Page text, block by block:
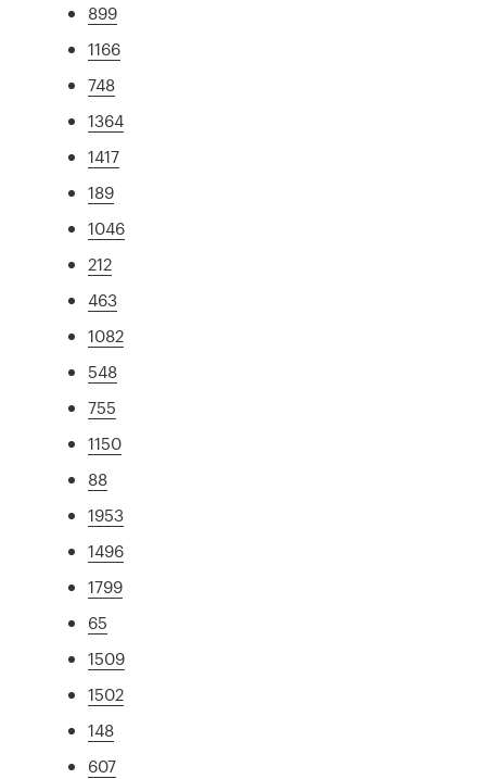
899
1166
748
1364
1417
189
1046
212
463
1082
548
755
1150
88
1953
1496
1799
65
1509
1502
148
607